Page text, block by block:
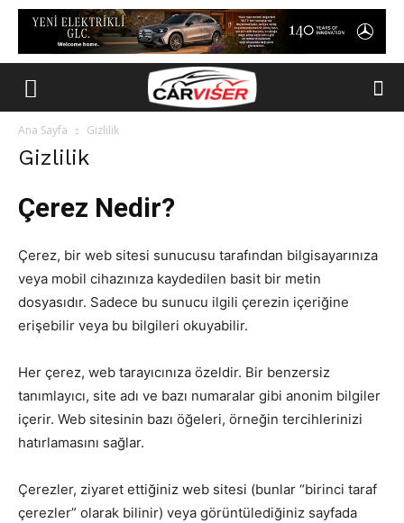
Ana Sayfa Gizlilik
Gizlilik
Çerez Nedir?
Çerez, bir web sitesi sunucusu tarafından bilgisayarınıza
veya mobil cihazınıza kaydedilen basit bir metin
dosyasıdır. Sadece bu sunucu ilgili çerezin içeriğine
erişebilir veya bu bilgileri okuyabilir.
Her çerez, web tarayıcınıza özeldir. Bir benzersiz
tanımlayıcı, site adı ve bazı numaralar gibi anonim bilgiler
içerir. Web sitesinin bazı öğeleri, örneğin tercihlerinizi
hatırlamasını sağlar.
Çerezler, ziyaret ettiğiniz web sitesi (bunlar “birinci taraf
çerezler” olarak bilinir) veya görüntülediğiniz sayfada